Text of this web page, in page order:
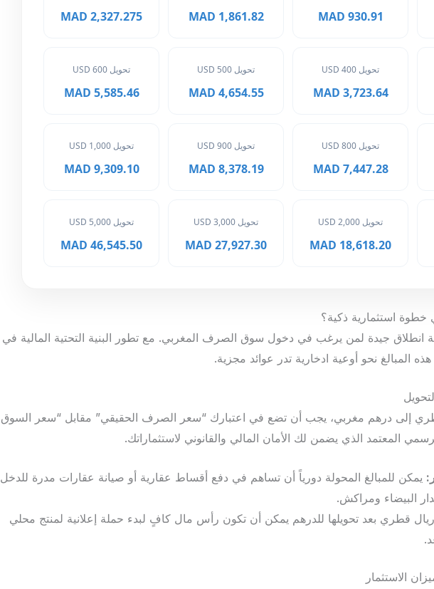
930.91 MAD
1,861.82 MAD
2,327.275 MAD
تحويل 400 USD
3,723.64 MAD
تحويل 500 USD
4,654.55 MAD
تحويل 600 USD
5,585.46 MAD
تحويل 800 USD
7,447.28 MAD
تحويل 900 USD
8,378.19 MAD
تحويل 1,000 USD
9,309.10 MAD
تحويل 2,000 USD
18,618.20 MAD
تحويل 3,000 USD
27,927.30 MAD
تحويل 5,000 USD
46,545.50 MAD
نقطة انطلاق جيدة لمن يرغب في دخول سوق الصرف المغربي. مع تطور البنية التحتية المالية في
المبالغ نحو أوعية ادخارية تدر عوائد مجزية.
بتحويل 250 ريال قطري إلى درهم مغربي، يجب أن تضع في اعتبارك “سعر الصرف الحقيقي” مقابل “سعر السوق
المعتمد الذي يضمن لك الأمان المالي والقانوني لاستثماراتك.
يمكن للمبالغ المحولة دورياً أن تساهم في دفع أقساط عقارية أو صيانة عقارات مدرة للدخل
البيضاء ومراكش.
250 ريال قطري بعد تحويلها للدرهم يمكن أن تكون رأس مال كافٍ لبدء حملة إعلانية لمنتج محلي
الاستثمار